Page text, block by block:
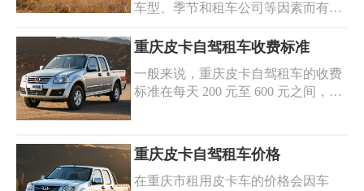
车型、季节和租车公司等因素而有所
根据您的实际需求和预算进行考虑，
不必要的纠纷。那么，重庆皮卡车租
车一天的价格大概是多少呢?以下是
重庆皮卡自驾租车收费标准
一般来说，重庆皮卡自驾租车的收费
标准在每天 200 元至 600 元之间，具
价格：长城风骏 5：日租价格约为
200 元至 300 元。江铃宝典：日租价
格约为 250 元至 350 元。郑州日产纳
重庆皮卡自驾租车价格
在重庆市租用皮卡车的价格会因车